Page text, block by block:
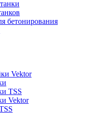
бетонирования
Vektor
TSS
Vektor